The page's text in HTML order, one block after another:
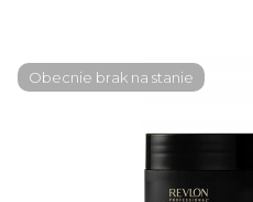
Obecnie brak na stanie